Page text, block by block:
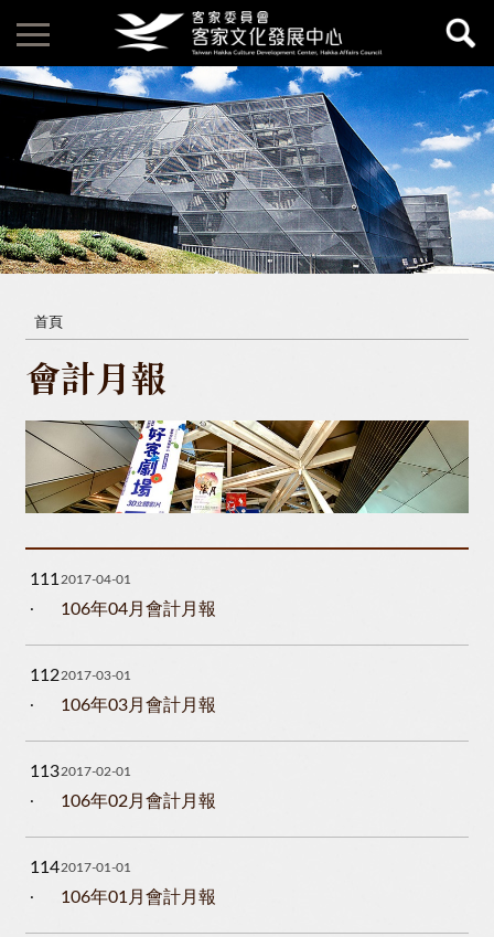
首頁
會計月報
1112017-04-01
106年04月會計月報
1122017-03-01
106年03月會計月報
1132017-02-01
106年02月會計月報
1142017-01-01
106年01月會計月報